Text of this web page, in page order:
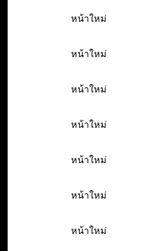
หน้าใหม่
หน้าใหม่
หน้าใหม่
หน้าใหม่
หน้าใหม่
หน้าใหม่
หน้าใหม่